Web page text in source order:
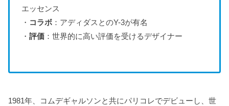
エッセンス
・ コラボ：アディダスとのY-3が有名
・ 評価：世界的に高い評価を受けるデザイナー
1981年、コムデギャルソンと共にパリコレでデビューし、世